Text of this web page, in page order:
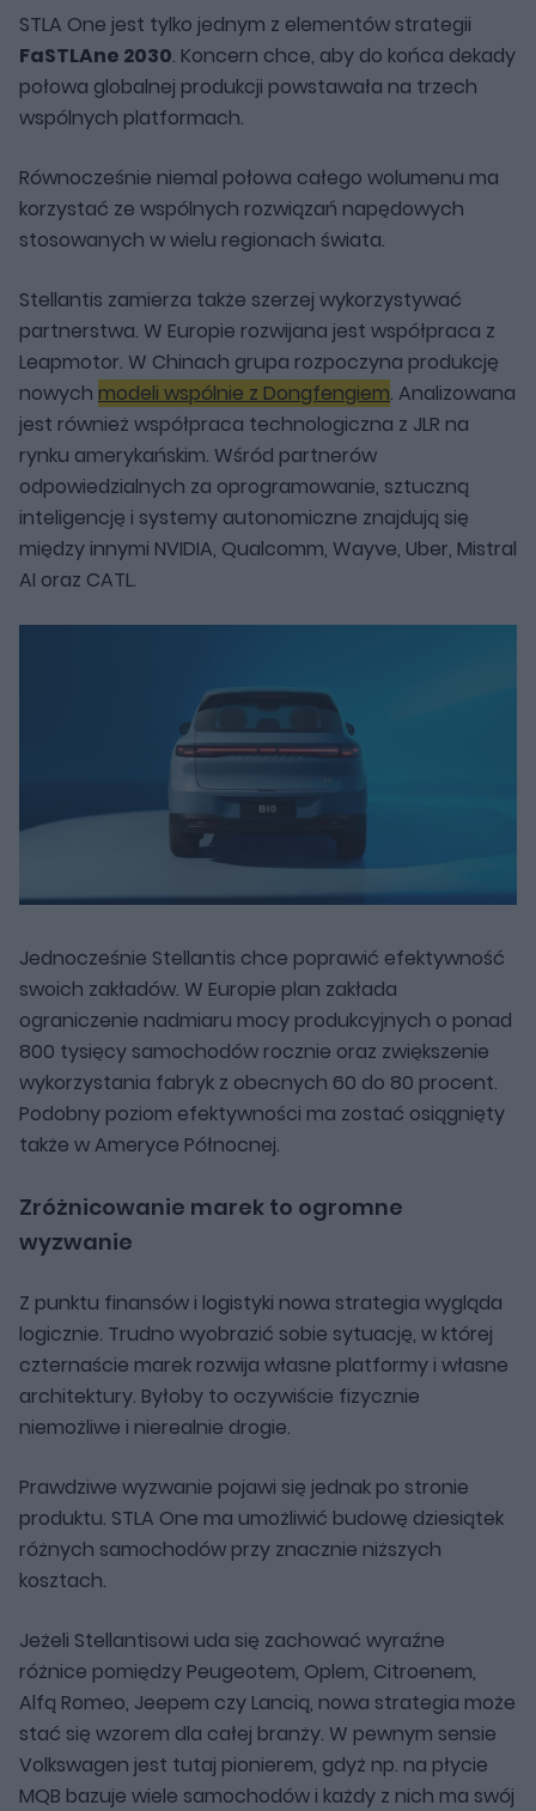
STLA One jest tylko jednym z elementów strategii
FaSTLAne 2030. Koncern chce, aby do końca dekady
połowa globalnej produkcji powstawała na trzech
wspólnych platformach.
Równocześnie niemal połowa całego wolumenu ma
korzystać ze wspólnych rozwiązań napędowych
stosowanych w wielu regionach świata.
Stellantis zamierza także szerzej wykorzystywać
partnerstwa. W Europie rozwijana jest współpraca z
Leapmotor. W Chinach grupa rozpoczyna produkcję
nowych modeli wspólnie z Dongfengiem. Analizowana
jest również współpraca technologiczna z JLR na
rynku amerykańskim. Wśród partnerów
odpowiedzialnych za oprogramowanie, sztuczną
inteligencję i systemy autonomiczne znajdują się
między innymi NVIDIA, Qualcomm, Wayve, Uber, Mistral
AI oraz CATL.
Jednocześnie Stellantis chce poprawić efektywność
swoich zakładów. W Europie plan zakłada
ograniczenie nadmiaru mocy produkcyjnych o ponad
800 tysięcy samochodów rocznie oraz zwiększenie
wykorzystania fabryk z obecnych 60 do 80 procent.
Podobny poziom efektywności ma zostać osiągnięty
także w Ameryce Północnej.
Zróżnicowanie marek to ogromne
wyzwanie
Z punktu finansów i logistyki nowa strategia wygląda
logicznie. Trudno wyobrazić sobie sytuację, w której
czternaście marek rozwija własne platformy i własne
architektury. Byłoby to oczywiście fizycznie
niemożliwe i nierealnie drogie.
Prawdziwe wyzwanie pojawi się jednak po stronie
produktu. STLA One ma umożliwić budowę dziesiątek
różnych samochodów przy znacznie niższych
kosztach.
Jeżeli Stellantisowi uda się zachować wyraźne
różnice pomiędzy Peugeotem, Oplem, Citroenem,
Alfą Romeo, Jeepem czy Lancią, nowa strategia może
stać się wzorem dla całej branży. W pewnym sensie
Volkswagen jest tutaj pionierem, gdyż np. na płycie
MQB bazuje wiele samochodów i każdy z nich ma swój